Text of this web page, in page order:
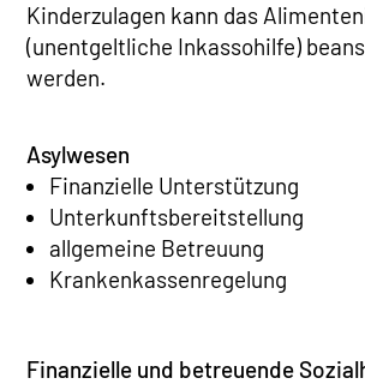
Kinderzulagen kann das
(unentgeltliche Inkassohilfe)
werden.
Asylwesen
Finanzielle Unterstützung
Unterkunftsbereitstellung
allgemeine Betreuung
Krankenkassenregelung
Finanzielle und betreuende